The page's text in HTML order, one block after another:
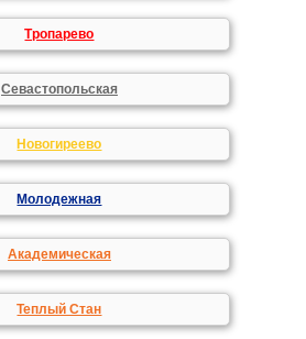
Тропарево
Севастопольская
Новогиреево
Молодежная
Академическая
Теплый Стан